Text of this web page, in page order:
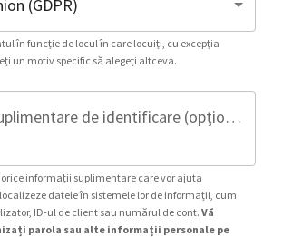
în funcție de locul în care locuiți, cu excepția
un motiv specific să alegeți altceva.
Informații suplimentare de identificare (opțional)
informații suplimentare care vor ajuta
datele în sistemele lor de informații, cum
ID-ul de client sau numărul de cont. Vă
parola sau alte informații personale pe